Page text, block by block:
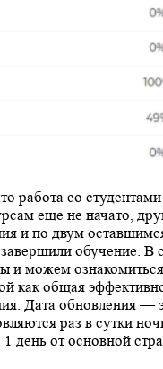
работа со
еще не начато,
и по двум
обучение. В
и можем
как общая
Дата обновления —
раз в сутки
1 день от основной